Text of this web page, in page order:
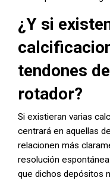
¿Y si
tendones
rotador?
Si existieran varias
centrará en aquellas
relacionen más
resolución
que dichos depósitos